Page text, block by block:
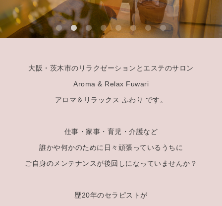
大阪・茨木市のリラクゼーションとエステのサロン
Aroma & Relax Fuwari
アロマ＆リラックス ふわり です。
仕事・家事・育児・介護など
誰かや何かのために日々頑張っているうちに
ご自身のメンテナンスが後回しになっていませんか？
歴20年のセラピストが